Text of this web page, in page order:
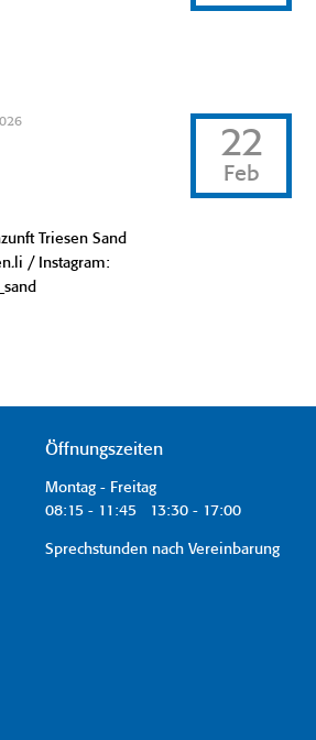
Triesen Sand
/ Instagram:
22
Feb
Öffnungszeiten
Montag - Freitag
08:15 - 11:45 13:30 - 17:00
Sprechstunden nach Vereinbarung